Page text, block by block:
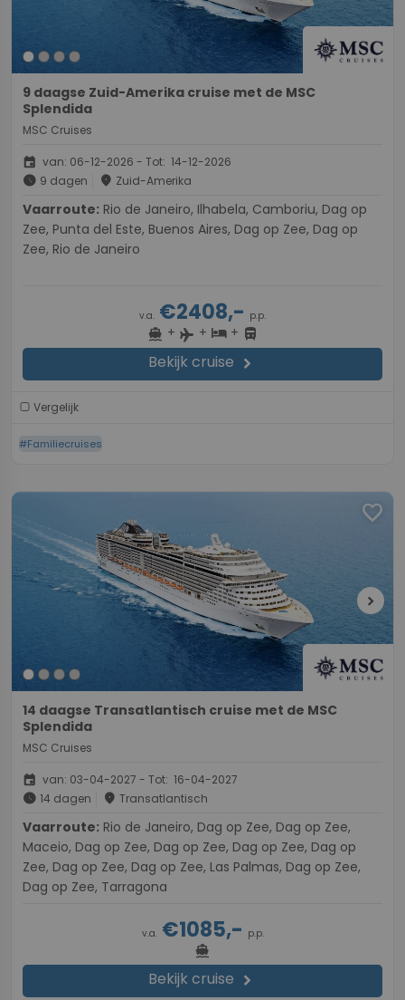
9 daagse Zuid-Amerika cruise met de MSC
Splendida
MSC Cruises
event van: 06-12-2026 - Tot: 14-12-2026
schedule 9 dagen place Zuid-Amerika
Vaarroute:
Zee, Punta del Este, Buenos Aires, Dag op Zee, Dag op
Zee, Rio de Janeiro
v.a. €2408,- p.p.
directions_boat + flight + hotel+ directions_bus
Bekijk cruise chevron_right
Vergelijk
#Familiecruises
favorite
chevron_right
14 daagse Transatlantisch cruise met de MSC
Splendida
MSC Cruises
event van: 03-04-2027 - Tot: 16-04-2027
schedule 14 dagen place Transatlantisch
Vaarroute:
Maceio, Dag op Zee, Dag op Zee, Dag op Zee, Dag op
Zee, Dag op Zee, Dag op Zee, Las Palmas, Dag op Zee,
Dag op Zee, Tarragona
v.a.€1085,- p.p.
directions_boat
Bekijk cruise chevron_right